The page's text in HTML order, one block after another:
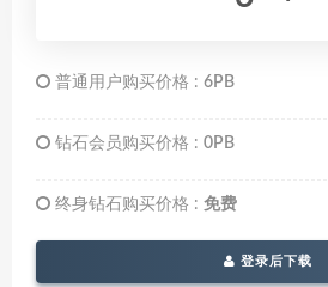
普通用户购买价格 : 6PB
钻石会员购买价格 : 0PB
终身钻石购买价格 : 免费
登录后下载